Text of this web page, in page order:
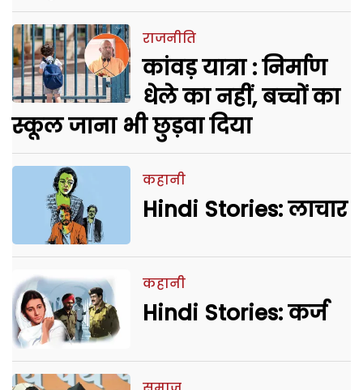
राजनीति
कांवड़ यात्रा : निर्माण
धेले का नहीं, बच्चों का
स्कूल जाना भी छुड़वा दिया
कहानी
Hindi Stories: लाचार
कहानी
Hindi Stories: कर्ज